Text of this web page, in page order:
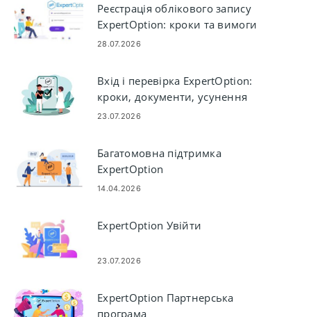
Реєстрація облікового запису
ExpertOption: кроки та вимоги
28.07.2026
Вхід і перевірка ExpertOption:
кроки, документи, усунення
несправностей
23.07.2026
Багатомовна підтримка
ExpertOption
14.04.2026
ExpertOption Увійти
23.07.2026
ExpertOption Партнерська
програма